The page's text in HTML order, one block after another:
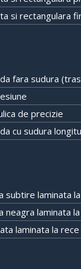
si rectangulara
fara sudura
de precizie
cu sudura
subtire laminata
neagra laminata
laminata la rece